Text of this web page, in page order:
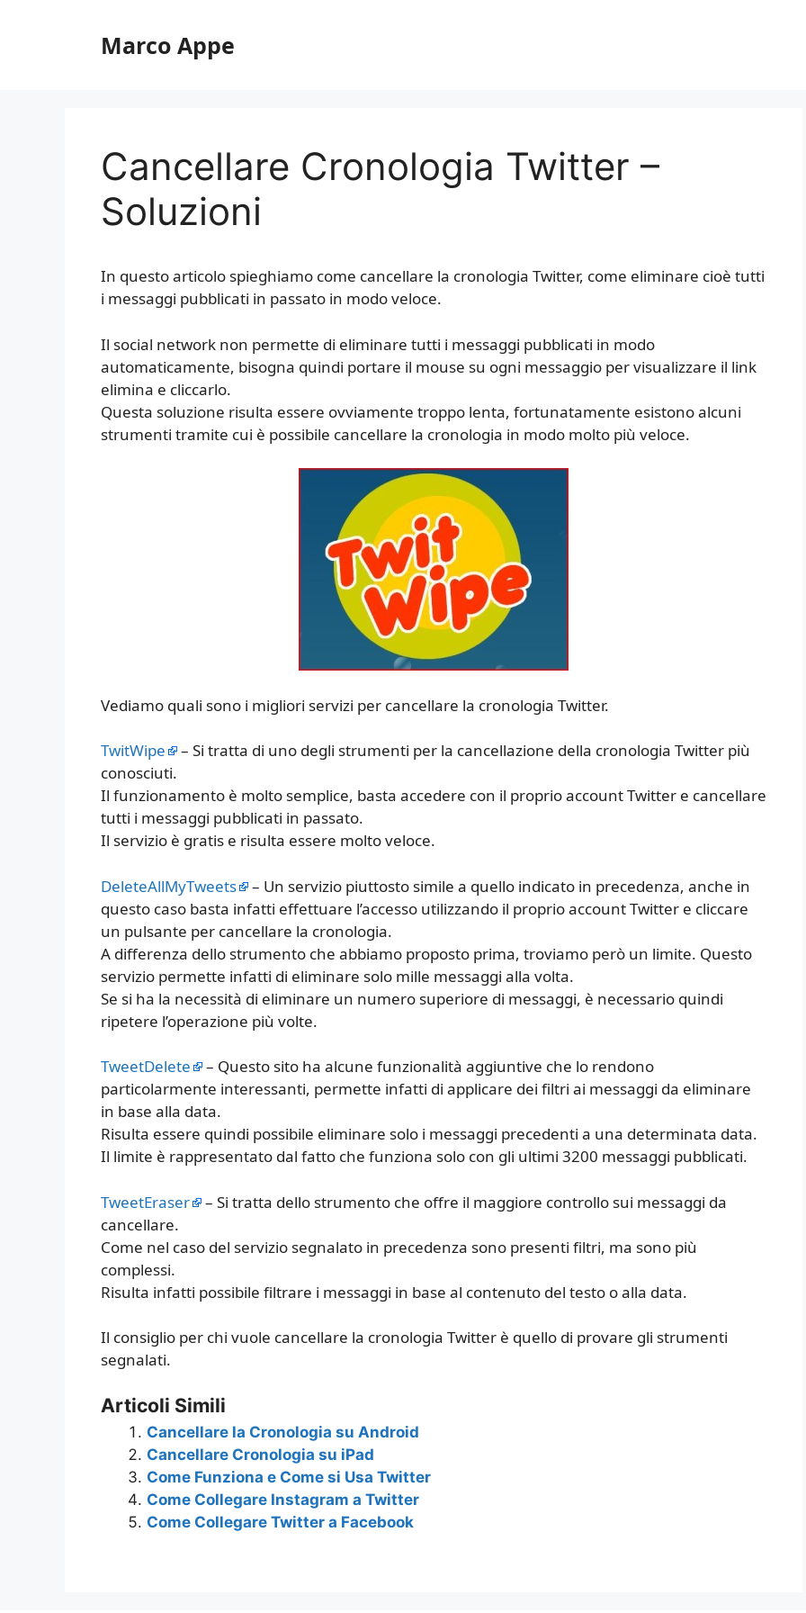
Marco Appe
Cancellare Cronologia Twitter –
Soluzioni
In questo articolo spieghiamo come cancellare la cronologia Twitter, come eliminare cioè tutti
i messaggi pubblicati in passato in modo veloce.
Il social network non permette di eliminare tutti i messaggi pubblicati in modo
automaticamente, bisogna quindi portare il mouse su ogni messaggio per visualizzare il link
elimina e cliccarlo.
Questa soluzione risulta essere ovviamente troppo lenta, fortunatamente esistono alcuni
strumenti tramite cui è possibile cancellare la cronologia in modo molto più veloce.
Vediamo quali sono i migliori servizi per cancellare la cronologia Twitter.
TwitWipe
– Si tratta di uno degli strumenti per la cancellazione della cronologia Twitter più
conosciuti.
Il funzionamento è molto semplice, basta accedere con il proprio account Twitter e cancellare
tutti i messaggi pubblicati in passato.
Il servizio è gratis e risulta essere molto veloce.
DeleteAllMyTweets
– Un servizio piuttosto simile a quello indicato in precedenza, anche in
questo caso basta infatti effettuare l’accesso utilizzando il proprio account Twitter e cliccare
un pulsante per cancellare la cronologia.
A differenza dello strumento che abbiamo proposto prima, troviamo però un limite. Questo
servizio permette infatti di eliminare solo mille messaggi alla volta.
Se si ha la necessità di eliminare un numero superiore di messaggi, è necessario quindi
ripetere l’operazione più volte.
TweetDelete
– Questo sito ha alcune funzionalità aggiuntive che lo rendono
particolarmente interessanti, permette infatti di applicare dei filtri ai messaggi da eliminare
in base alla data.
Risulta essere quindi possibile eliminare solo i messaggi precedenti a una determinata data.
Il limite è rappresentato dal fatto che funziona solo con gli ultimi 3200 messaggi pubblicati.
TweetEraser
– Si tratta dello strumento che offre il maggiore controllo sui messaggi da
cancellare.
Come nel caso del servizio segnalato in precedenza sono presenti filtri, ma sono più
complessi.
Risulta infatti possibile filtrare i messaggi in base al contenuto del testo o alla data.
Il consiglio per chi vuole cancellare la cronologia Twitter è quello di provare gli strumenti
segnalati.
Articoli Simili
Cancellare la Cronologia su Android
Cancellare Cronologia su iPad
Come Funziona e Come si Usa Twitter
Come Collegare Instagram a Twitter
Come Collegare Twitter a Facebook